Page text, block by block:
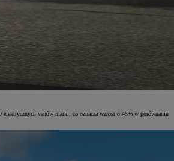
vanów marki, co oznacza wzrost o 45% w porównaniu